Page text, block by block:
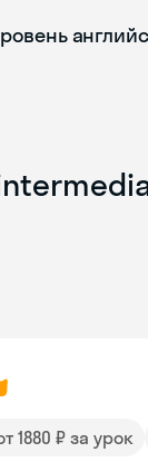
1880 ₽ за урок